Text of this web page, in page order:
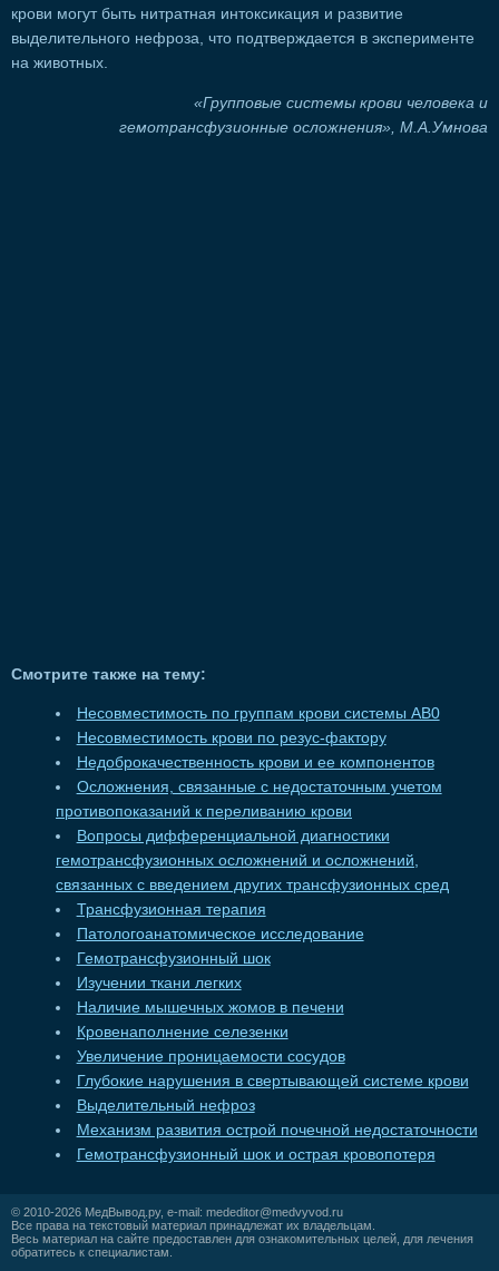
крови могут быть нитратная интоксикация и развитие
выделительного нефроза, что подтверждается в эксперименте
на животных.
«Групповые системы крови человека и
гемотрансфузионные осложнения», М.А.Умнова
Смотрите также на тему:
Несовместимость по группам крови системы АВ0
Несовместимость крови по резус-фактору
Недоброкачественность крови и ее компонентов
Осложнения, связанные с недостаточным учетом
противопоказаний к переливанию крови
Вопросы дифференциальной диагностики
гемотрансфузионных осложнений и осложнений,
связанных с введением других трансфузионных сред
Трансфузионная терапия
Патологоанатомическое исследование
Гемотрансфузионный шок
Изучении ткани легких
Наличие мышечных жомов в печени
Кровенаполнение селезенки
Увеличение проницаемости сосудов
Глубокие нарушения в свертывающей системе крови
Выделительный нефроз
Механизм развития острой почечной недостаточности
Гемотрансфузионный шок и острая кровопотеря
© 2010-2026 МедВывод.ру, e-mail: mededitor@medvyvod.ru
Все права на текстовый материал принадлежат их владельцам.
Весь материал на сайте предоставлен для ознакомительных целей, для лечения
обратитесь к специалистам.